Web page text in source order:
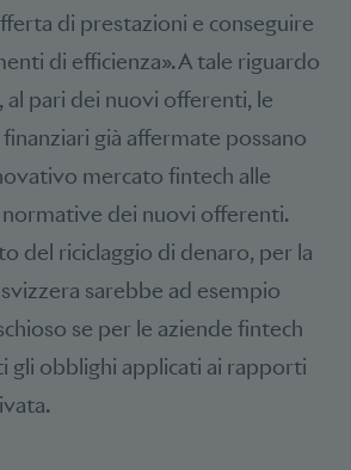
di prestazioni e conseguire
di efficienza». A tale riguardo
pari dei nuovi offerenti, le
già affermate possano
mercato fintech alle
dei nuovi offerenti.
del riciclaggio di denaro, per la
sarebbe ad esempio
se per le aziende fintech
gli obblighi applicati ai rapporti